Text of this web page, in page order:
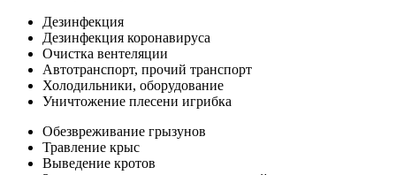
Дезинфекция
Дезинфекция коронавируса
Очистка вентеляции
Автотранспорт, прочий транспорт
Холодильники, оборудование
Уничтожение плесени игрибка
Обезвреживание грызунов
Травление крыс
Выведение кротов